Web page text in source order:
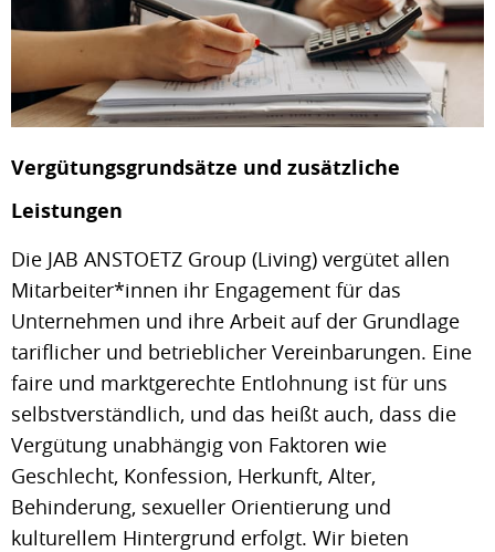
Vergütungsgrundsätze und zusätzliche
Leistungen
Die JAB ANSTOETZ Group (Living) vergütet allen
Mitarbeiter*innen ihr Engagement für das
Unternehmen und ihre Arbeit auf der Grundlage
tariflicher und betrieblicher Vereinbarungen. Eine
faire und marktgerechte Entlohnung ist für uns
selbstverständlich, und das heißt auch, dass die
Vergütung unabhängig von Faktoren wie
Geschlecht, Konfession, Herkunft, Alter,
Behinderung, sexueller Orientierung und
kulturellem Hintergrund erfolgt. Wir bieten